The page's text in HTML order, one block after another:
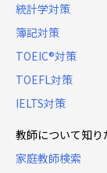
統計学対策
簿記対策
TOEIC®対策
TOEFL対策
IELTS対策
教師について知り
家庭教師検索